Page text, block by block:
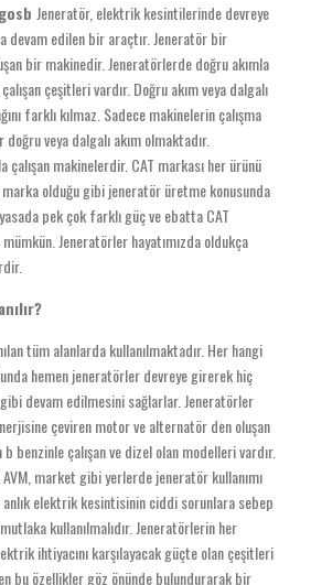
Jeneratör, elektrik kesintilerinde devreye
devam edilen bir araçtır. Jeneratör bir
bir makinedir. Jeneratörlerde doğru akımla
çeşitleri vardır. Doğru akım veya dalgalı
farklı kılmaz. Sadece makinelerin çalışma
veya dalgalı akım olmaktadır.
çalışan makinelerdir. CAT markası her ürünü
olduğu gibi jeneratör üretme konusunda
pek çok farklı güç ve ebatta CAT
Jeneratörler hayatımızda oldukça
tüm alanlarda kullanılmaktadır. Her hangi
hemen jeneratörler devreye girerek hiç
devam edilmesini sağlarlar. Jeneratörler
çeviren motor ve alternatör den oluşan
benzinle çalışan ve dizel olan modelleri vardır.
market gibi yerlerde jeneratör kullanımı
anlık elektrik kesintisinin ciddi sorunlara sebep
kullanılmalıdır. Jeneratörlerin her
ihtiyacını karşılayacak güçte olan çeşitleri
bu özellikler göz önünde bulundurarak bir